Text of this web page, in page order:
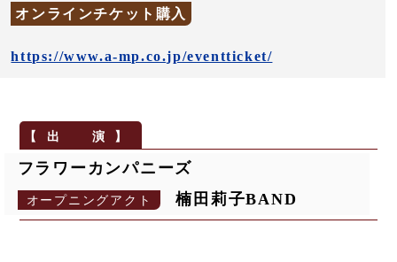
オンラインチケット購入
https://www.a-mp.co.jp/eventticket/
フラワーカンパニーズ
オープニングアクト 楠田莉子BAND